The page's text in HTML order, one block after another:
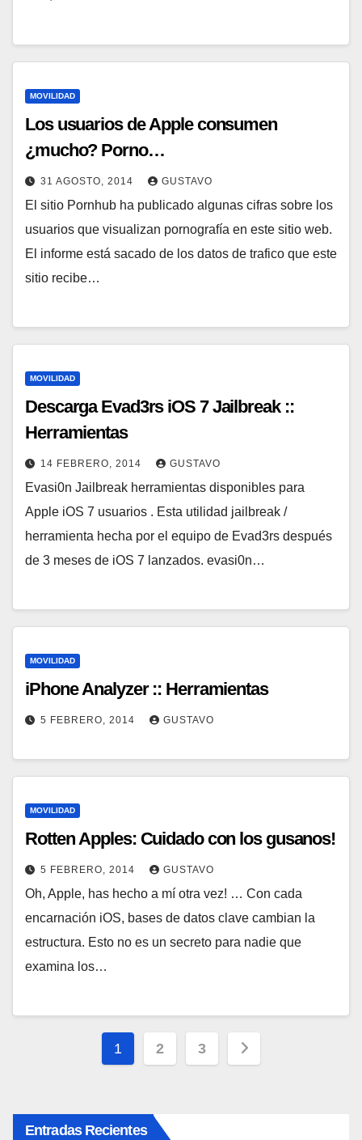
MOVILIDAD
Los usuarios de Apple consumen
¿mucho? Porno…
31 AGOSTO, 2014 GUSTAVO
El sitio Pornhub ha publicado algunas cifras sobre los
usuarios que visualizan pornografía en este sitio web.
El informe está sacado de los datos de trafico que este
sitio recibe…
MOVILIDAD
Descarga Evad3rs iOS 7 Jailbreak ::
Herramientas
14 FEBRERO, 2014 GUSTAVO
Evasi0n Jailbreak herramientas disponibles para
Apple iOS 7 usuarios . Esta utilidad jailbreak /
herramienta hecha por el equipo de Evad3rs después
de 3 meses de iOS 7 lanzados. evasi0n…
MOVILIDAD
iPhone Analyzer :: Herramientas
5 FEBRERO, 2014 GUSTAVO
MOVILIDAD
Rotten Apples: Cuidado con los gusanos!
5 FEBRERO, 2014 GUSTAVO
Oh, Apple, has hecho a mí otra vez! … Con cada
encarnación iOS, bases de datos clave cambian la
estructura. Esto no es un secreto para nadie que
examina los…
Paginación
entradas
1 2 3
Entradas Recientes